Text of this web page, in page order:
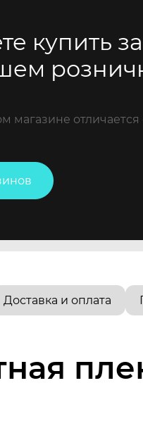
купить
магазине
Доставка и оплата